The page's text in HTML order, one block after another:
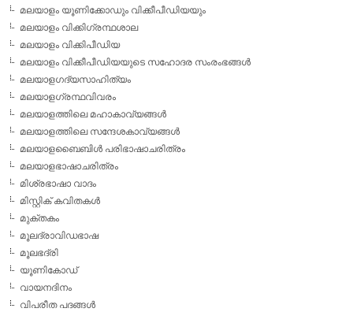
മലയാളം യൂണിക്കോഡും വിക്കീപീഡിയയും
മലയാളം വിക്കിഗ്രന്ഥശാല
മലയാളം വിക്കിപീഡിയ
മലയാളം വിക്കീപീഡിയയുടെ സഹോദര സംരംഭങ്ങള്‍
മലയാളഗദ്യസാഹിത്യം
മലയാളഗ്രന്ഥവിവരം
മലയാളത്തിലെ മഹാകാവ്യങ്ങള്‍
മലയാളത്തിലെ സന്ദേശകാവ്യങ്ങള്‍
മലയാളബൈബിള്‍ പരിഭാഷാചരിത്രം
മലയാളഭാഷാചരിത്രം
മിശ്രഭാഷാ വാദം
മിസ്റ്റിക് കവിതകള്‍
മുക്തകം
മൂലദ്രാവിഡഭാഷ
മൂലഭദ്രി
യൂണികോഡ്
വായനദിനം
വിപരീത പദങ്ങള്‍